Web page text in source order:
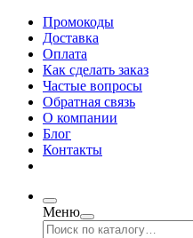
Промокоды
Доставка
Оплата
Как сделать заказ
Частые вопросы
Обратная связь
О компании
Блог
Контакты
Меню